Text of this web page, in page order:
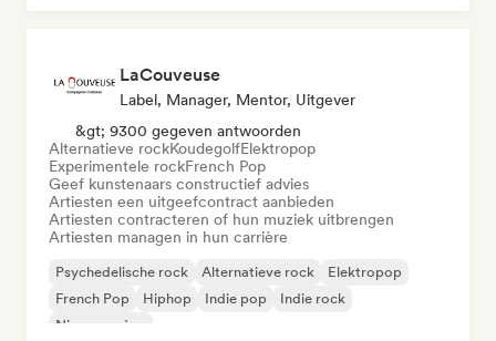
LaCouveuse
Label, Manager, Mentor, Uitgever
&gt; 9300 gegeven antwoorden
Alternatieve rockKoudegolfElektropop
Experimentele rockFrench Pop
Geef kunstenaars constructief advies
Artiesten een uitgeefcontract aanbieden
Artiesten contracteren of hun muziek uitbrengen
Artiesten managen in hun carrière
Psychedelische rock Alternatieve rock
Elektropop
French Pop
Hiphop Indie pop
Indie rock
Nieuwe scène